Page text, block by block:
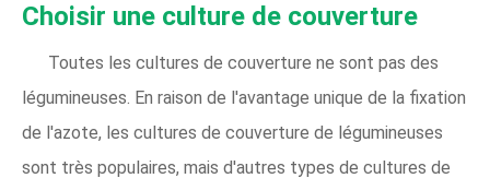
Choisir une culture de couverture
Toutes les cultures de couverture ne sont pas des
légumineuses. En raison de l'avantage unique de la fixation
de l'azote, les cultures de couverture de légumineuses
sont très populaires, mais d'autres types de cultures de